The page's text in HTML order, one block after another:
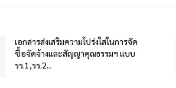
เอกสารส่งเสริมความโปร่งใสในการจัด
ซื้อจัดจ้างและสัญญาคุณธรรมฯ แบบ
รร.1,รร.2...